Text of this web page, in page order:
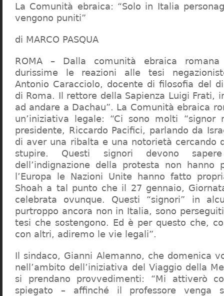
La Comunità ebraica: “Solo in Italia
vengono puniti”
di MARCO PASQUA
ROMA – Dalla comunità ebraica
durissime le reazioni alle tesi
Antonio Caracciolo, docente di filosofia del
di Roma. Il rettore della Sapienza Luigi Frati,
ad andare a Dachau”. La Comunità ebraica
un’iniziativa legale: “Ci sono molti “signor
presidente, Riccardo Pacifici, parlando da
di aver una ribalta e una notorietà cercando
stupire. Questi signori devono
dell’indignazione della protesta non hanno
l’Europa le Nazioni Unite hanno fatto
Shoah a tal punto che il 27 gennaio,
celebrata ovunque. Questi “signori” in
purtroppo ancora non in Italia, sono
tesi che sostengono. Ed è per questo che,
con altri, adiremo le vie legali”.
Il sindaco, Gianni Alemanno, che domenica
nell’ambito dell’iniziativa del Viaggio della
si prendano provvedimenti: “Mi attiverò
spiegato – affinché il professore venga